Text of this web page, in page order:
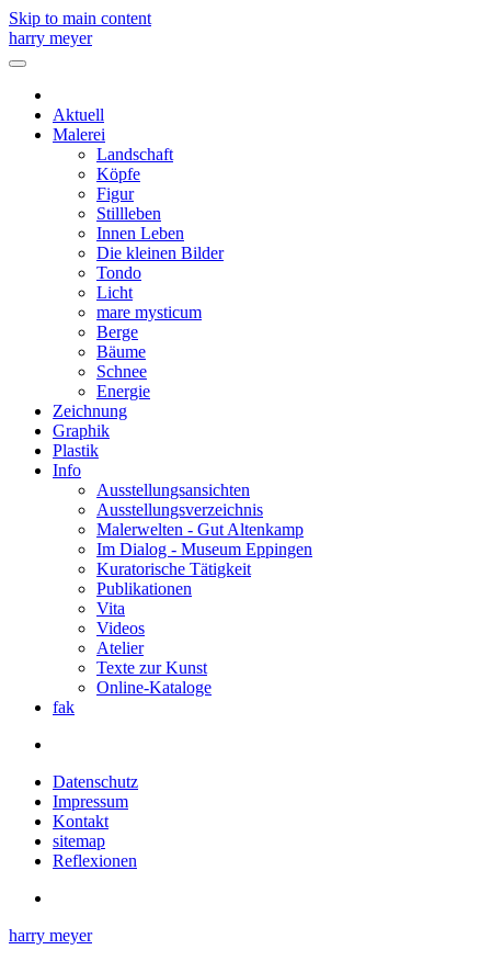
Skip to main content
harry meyer
Aktuell
Malerei
Landschaft
Köpfe
Figur
Stillleben
Innen Leben
Die kleinen Bilder
Tondo
Licht
mare mysticum
Berge
Bäume
Schnee
Energie
Zeichnung
Graphik
Plastik
Info
Ausstellungsansichten
Ausstellungsverzeichnis
Malerwelten - Gut Altenkamp
Im Dialog - Museum Eppingen
Kuratorische Tätigkeit
Publikationen
Vita
Videos
Atelier
Texte zur Kunst
Online-Kataloge
fak
Datenschutz
Impressum
Kontakt
sitemap
Reflexionen
harry meyer